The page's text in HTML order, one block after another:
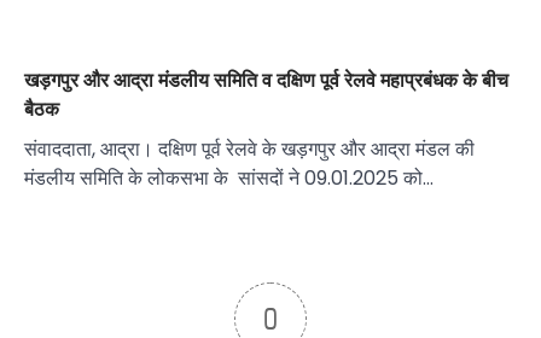
खड़गपुर और आद्रा मंडलीय समिति व दक्षिण पूर्व रेलवे महाप्रबंधक के बीच
बैठक
संवाददाता, आद्रा। दक्षिण पूर्व रेलवे के खड़गपुर और आद्रा मंडल की
मंडलीय समिति के लोकसभा के सांसदों ने 09.01.2025 को…
0